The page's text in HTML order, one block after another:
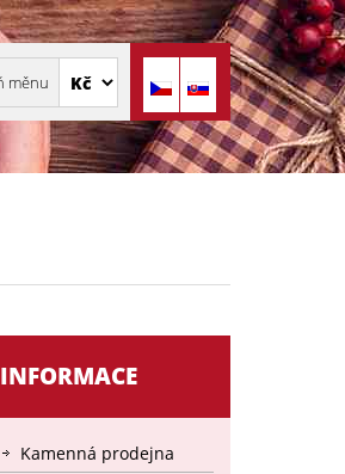
INFORMACE
Kamenná prodejna